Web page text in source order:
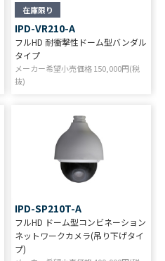
在庫限り
IPD-VR210-A
フルHD 耐衝撃性ドーム型バンダル
タイプ
メーカー希望小売価格150,000円(税
抜)
IPD-SP210T-A
フルHD ドーム型コンビネーション
ネットワークカメラ(吊り下げタイ
プ)